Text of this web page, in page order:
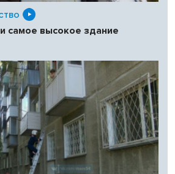
самое высокое здание